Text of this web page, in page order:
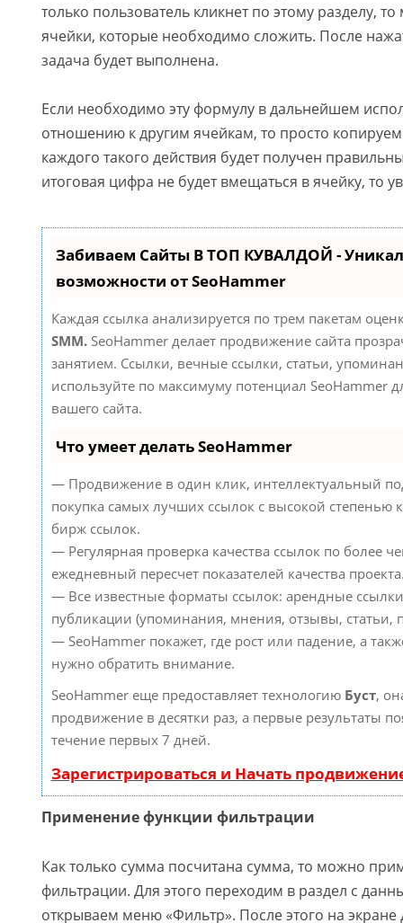
только пользователь кликнет по этому разделу,
ячейки, которые необходимо сложить. После
задача будет выполнена.
Если необходимо эту формулу в дальнейшем
отношению к другим ячейкам, то просто копируем
каждого такого действия будет получен
итоговая цифра не будет вмещаться в ячейку, то
Забиваем Сайты В ТОП КУВАЛДОЙ -
возможности от SeoHammer
Каждая ссылка анализируется по трем пакетам
SMM.SeoHammer делает продвижение сайта
занятием. Ссылки, вечные ссылки, статьи,
используйте по максимуму потенциал SeoHammer
вашего сайта.
Что умеет делать SeoHammer
— Продвижение в один клик, интеллектуальный
покупка самых лучших ссылок с высокой степенью
бирж ссылок.
— Регулярная проверка качества ссылок по более
ежедневный пересчет показателей качества
— Все известные форматы ссылок: арендные
публикации (упоминания, мнения, отзывы, статьи,
— SeoHammer покажет, где рост или падение, а
нужно обратить внимание.
SeoHammer еще предоставляет технологию Буст,
продвижение в десятки раз, а первые результаты
течение первых 7 дней.
Зарегистрироваться и Начать
Применение функции фильтрации
Как только сумма посчитана сумма, то можно
фильтрации. Для этого переходим в раздел с
открываем меню «Фильтр». После этого на